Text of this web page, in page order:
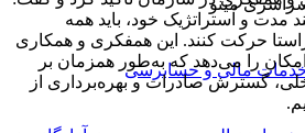
مینو
مالی و حسابرسی
مدت و استراتژیک خود، باید همه
حرکت کنند. این همفکری و همکاری
را می‌دهد که به‌طور همزمان بر
گسترش صادرات و بهره‌برداری از